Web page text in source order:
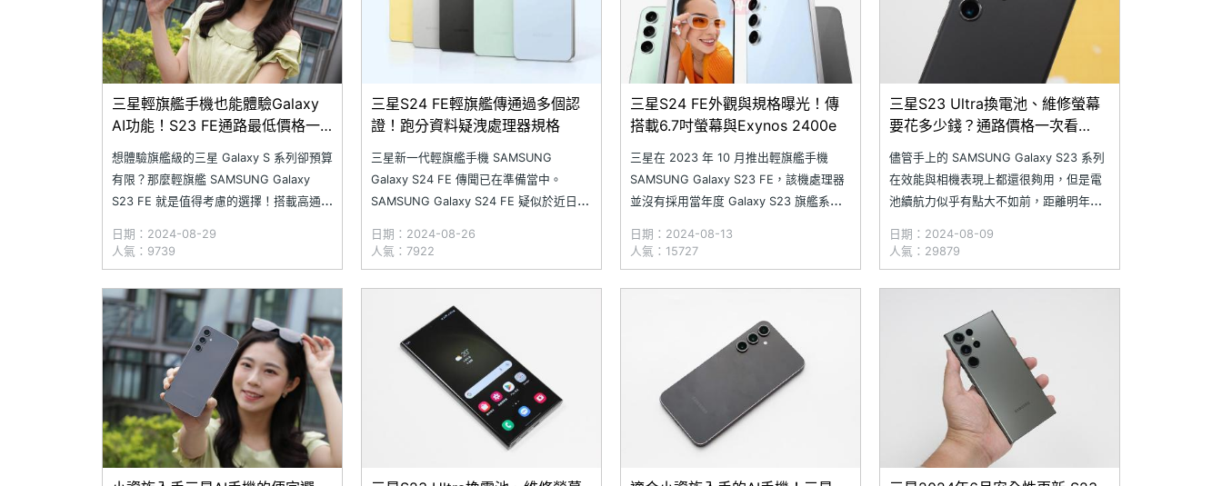
三星輕旗艦手機也能體驗Galaxy
AI功能！S23 FE通路最低價格一
想體驗旗艦級的三星 Galaxy S 系列卻預算
有限？那麼輕旗艦 SAMSUNG Galaxy
S23 FE 就是值得考慮的選擇！搭載高通
S23 FE，至今性能依然強悍，並可透過更
新體驗 AI 搜尋圈、AI 通話即時
日期：2024-08-29
人氣：9739
三星S24 FE輕旗艦傳通過多個認
證！跑分資料疑洩處理器規格
三星新一代輕旗艦手機 SAMSUNG
Galaxy S24 FE 傳聞已在準備當中。
SAMSUNG Galaxy S24 FE 疑似於近日陸
藍牙 SIG 等多個單位認證，內建電池也傳
出取得韓國 Safety Korea 認證；另外，新
機疑似現身 Geekb
日期：2024-08-26
人氣：7922
三星S24 FE外觀與規格曝光！傳
搭載6.7吋螢幕與Exynos 2400e
三星在 2023 年 10 月推出輕旗艦手機
SAMSUNG Galaxy S23 FE，該機處理器
並沒有採用當年度 Galaxy S23 旗艦系列
Galaxy，而是選擇前一年度的
Snapdragon 8 Gen 1。近日，國外網站
Andro
日期：2024-08-13
人氣：15727
三星S23 Ultra換電池、維修螢幕
要花多少錢？通路價格一次看
儘管手上的 SAMSUNG Galaxy S23 系列
在效能與相機表現上都還很夠用，但是電
池續航力似乎有點大不如前，距離明年新
時間，不如趁現在趕緊給自己的手機換顆
新電池與螢幕吧！究竟目前在 SOGI 合作
維修店家更換
日期：2024-08-09
人氣：29879